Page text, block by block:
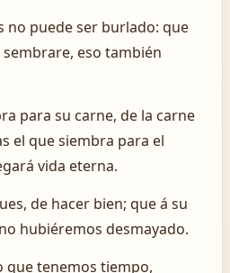
no puede ser burlado: que
eso también
para su carne, de la carne
el que siembra para el
vida eterna.
de hacer bien; que á su
hubiéremos desmayado.
que tenemos tiempo,